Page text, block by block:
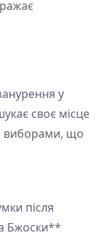
у
своє місце
виборами, що
після
Бжоски**